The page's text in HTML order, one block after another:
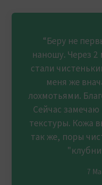
“Беру не
наношу. Через 2
стали
меня же
лохмотьями.
Сейчас
текстуры. Кожа
так же, поры
7